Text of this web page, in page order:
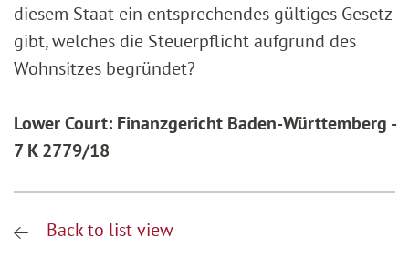
diesem Staat ein entsprechendes gültiges Gesetz
gibt, welches die Steuerpflicht aufgrund des
Wohnsitzes begründet?
Lower Court: Finanzgericht Baden-Württemberg -
7 K 2779/18
Back to list view